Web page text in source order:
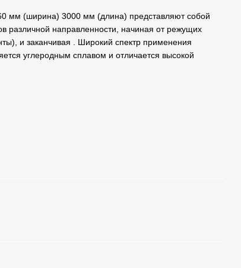
мм (ширина) 3000 мм (длина) представляют собой
различной направленности, начиная от режущих
и заканчивая . Широкий спектр применения
углеродным сплавом и отличается высокой